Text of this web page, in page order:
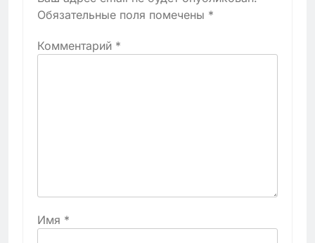
Обязательные поля помечены *
Комментарий *
Имя *